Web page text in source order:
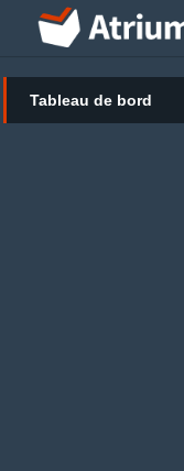
Tableau de bord